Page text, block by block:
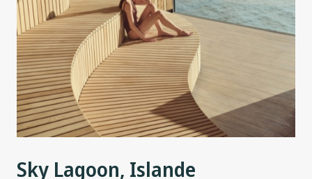
Sky Lagoon, Islande